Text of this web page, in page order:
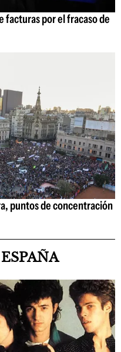
facturas por el fracaso de
puntos de concentración